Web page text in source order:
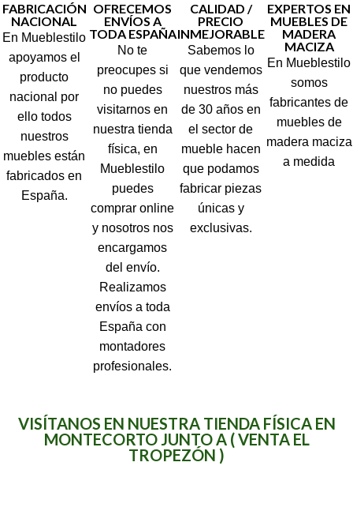
FABRICACIÓN
NACIONAL
En Mueblestilo
apoyamos el
producto
nacional por
ello todos
nuestros
muebles están
fabricados en
España.
OFRECEMOS
ENVÍOS A
TODA ESPAÑA
No te
preocupes si
no puedes
visitarnos en
nuestra tienda
física, en
Mueblestilo
puedes
comprar online
y nosotros nos
encargamos
del envío.
Realizamos
envíos a toda
España con
montadores
profesionales.
CALIDAD /
PRECIO
INMEJORABLE
Sabemos lo
que vendemos
nuestros más
de 30 años en
el sector de
mueble hacen
que podamos
fabricar piezas
únicas y
exclusivas.
EXPERTOS EN
MUEBLES DE
MADERA
MACIZA
En Mueblestilo
somos
fabricantes de
muebles de
madera maciza
a medida
VISÍTANOS EN NUESTRA TIENDA FÍSICA EN
MONTECORTO JUNTO A ( VENTA EL
TROPEZÓN )